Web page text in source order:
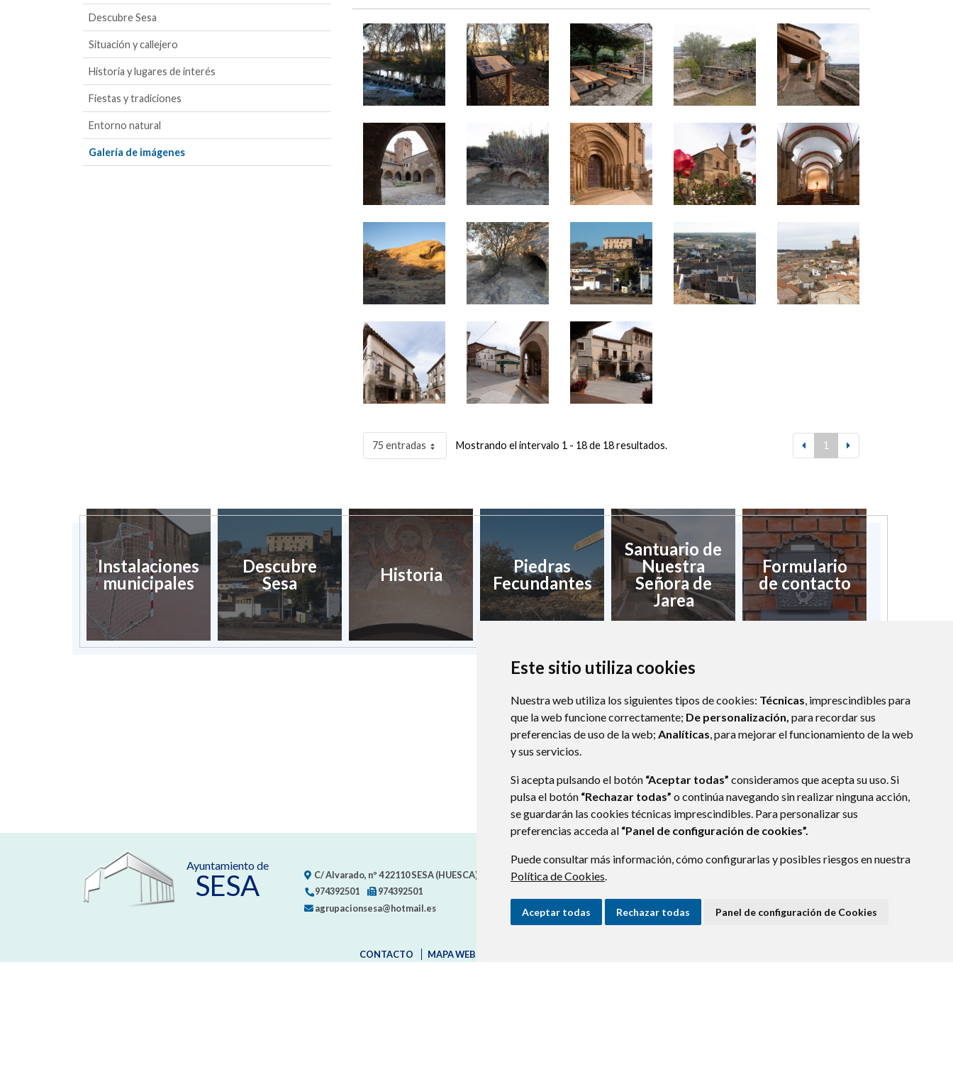
Este sitio utiliza cookies
Nuestra web utiliza los siguientes tipos de cookies: Técnicas, imprescindibles para
que la web funcione correctamente; De personalización, para recordar sus
preferencias de uso de la web; Analíticas, para mejorar el funcionamiento de la web
y sus servicios.
Si acepta pulsando el botón “Aceptar todas” consideramos que acepta su uso. Si
pulsa el botón “Rechazar todas” o continúa navegando sin realizar ninguna acción,
se guardarán las cookies técnicas imprescindibles. Para personalizar sus
preferencias acceda al “Panel de configuración de cookies”.
Puede consultar más información, cómo configurarlas y posibles riesgos en nuestra
Política de Cookies.
Aceptar todas Rechazar todas Panel de configuración de Cookies
Descubre Sesa
Situación y callejero
Historia y lugares de interés
Fiestas y tradiciones
Entorno natural
Galería de imágenes
75 entradas Mostrando el intervalo 1 - 18 de 18 resultados. 1
Instalaciones
municipales
Descubre
Sesa
Historia
Piedras
Fecundantes
Santuario de
Nuestra
Señora de
Jarea
Formulario
de contacto
Ayuntamiento de
SESA C/ Alvarado, nº 422110SESA (HUESCA) - ARAGÓN(ESPAÑA)
974392501
974392501
agrupacionsesa@hotmail.es
CONTACTO MAPA WEB